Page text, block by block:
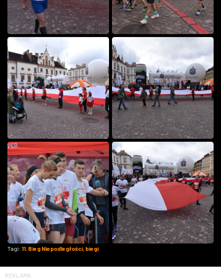
Tagi: 11. Bieg Niepodległości biegi
REKLAMA